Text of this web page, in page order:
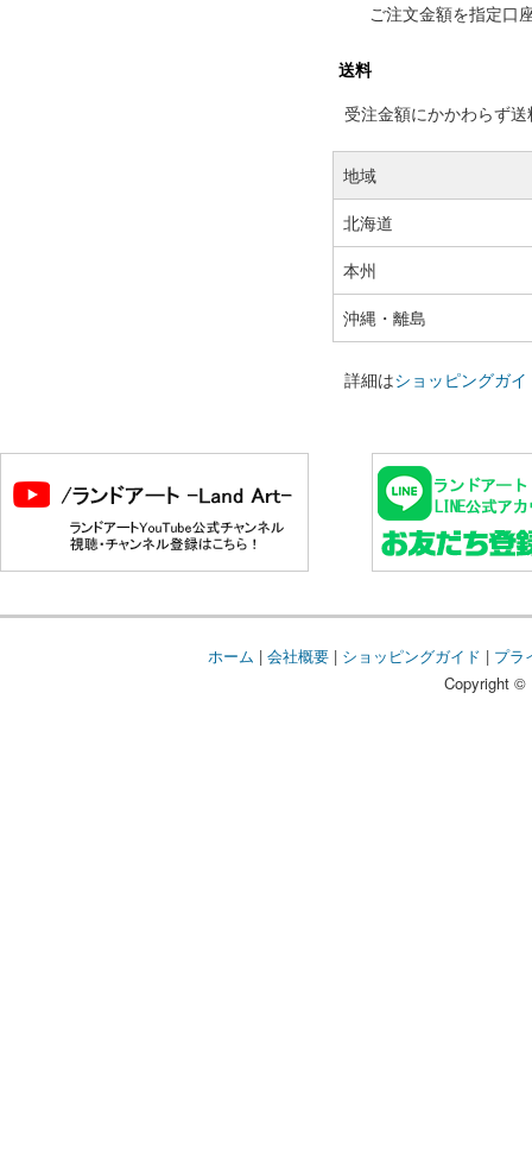
ご注文金額を指定口
送料
受注金額にかかわらず
地域
北海道
本州
沖縄・離島
詳細はショッピングガイ
ホーム | 会社概要| ショッピングガイド | プラ
Copyright ©